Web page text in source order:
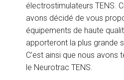
électrostimulateurs TENS.
avons décidé de vous
équipements de haute
apporteront la plus grande
C’est ainsi que nous avons
le Neurotrac TENS.